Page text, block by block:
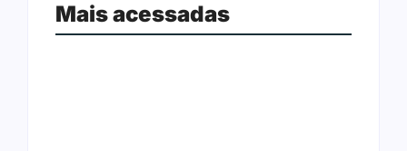
Mais acessadas